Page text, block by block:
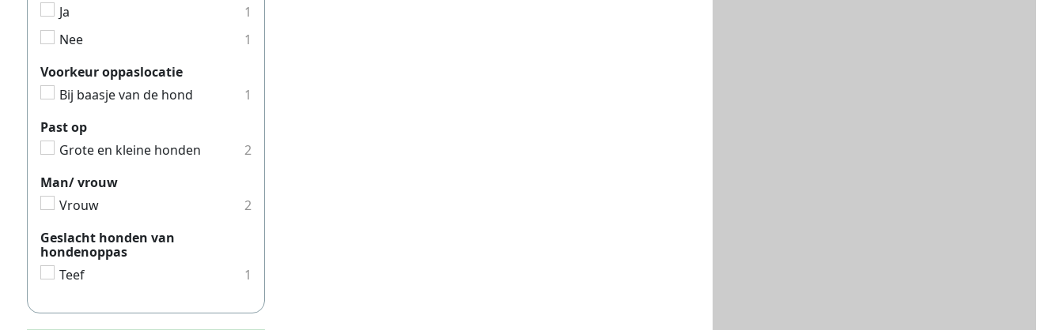
Ja
1
Nee
1
Voorkeur oppaslocatie
Bij baasje van de hond
1
Past op
Grote en kleine honden
2
Man/ vrouw
Vrouw
2
Geslacht honden van
hondenoppas
Teef
1